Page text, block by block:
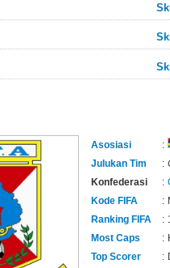
Asosiasi :
Julukan Tim
:
Konfederasi
:
Kode FIFA
:
Ranking FIFA
:
Most Caps
:
Top Scorer
: